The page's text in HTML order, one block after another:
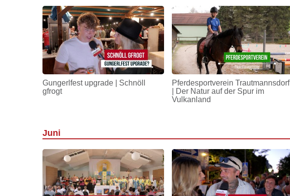
Gungerlfest upgrade | Schnöll
gfrogt
Pferdesportverein Trautmannsdorf
| Der Natur auf der Spur im
Vulkanland
Juni